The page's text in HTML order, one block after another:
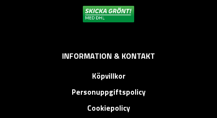
INFORMATION & KONTAKT
Köpvillkor
Personuppgiftspolicy
Cookiepolicy